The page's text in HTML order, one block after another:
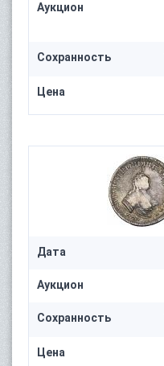
Аукцион
Сохранность
Цена
Дата
Аукцион
Сохранность
Цена